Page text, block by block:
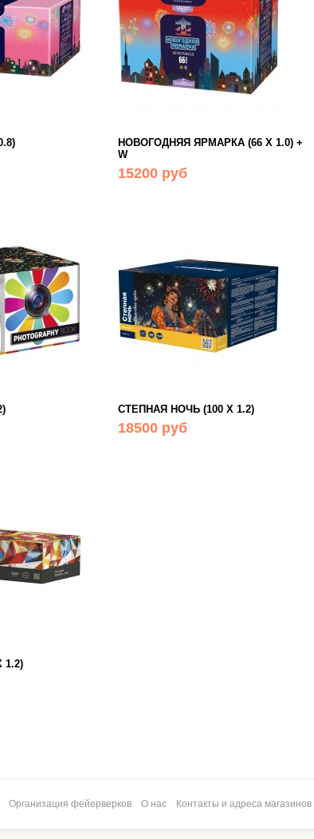
НОВОГОДНЯЯ ЯРМАРКА (66 Х 1.0) +
W
15200 руб
СТЕПНАЯ НОЧЬ (100 Х 1.2)
18500 руб
1.2)
Организация фейерверков О нас Контакты и адреса магазинов